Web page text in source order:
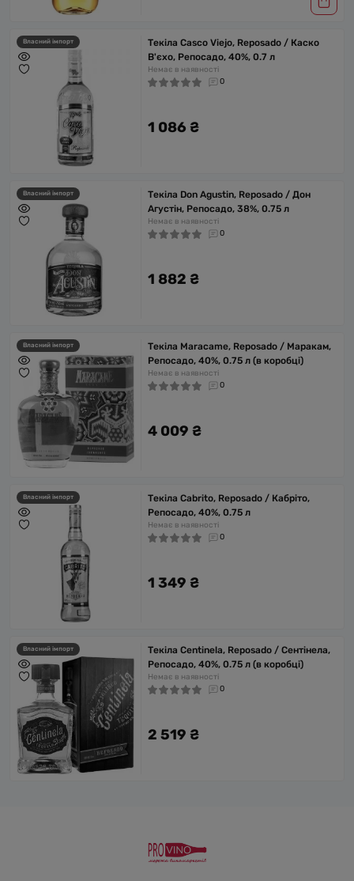
Власний імпорт
Текіла Casco Viejo, Reposado / Каско
В'єхо, Репосадо, 40%, 0.7 л
Немає в наявності
0
1 086 ₴
Власний імпорт
Текіла Don Agustin, Reposado / Дон
Агустін, Репосадо, 38%, 0.75 л
Немає в наявності
0
1 882 ₴
Власний імпорт
Текіла Maracame, Reposado / Маракам,
Репосадо, 40%, 0.75 л (в коробці)
Немає в наявності
0
4 009 ₴
Власний імпорт
Текіла Cabrito, Reposado / Кабріто,
Репосадо, 40%, 0.75 л
Немає в наявності
0
1 349 ₴
Власний імпорт
Текіла Centinela, Reposado / Сентінела,
Репосадо, 40%, 0.75 л (в коробці)
Немає в наявності
0
2 519 ₴